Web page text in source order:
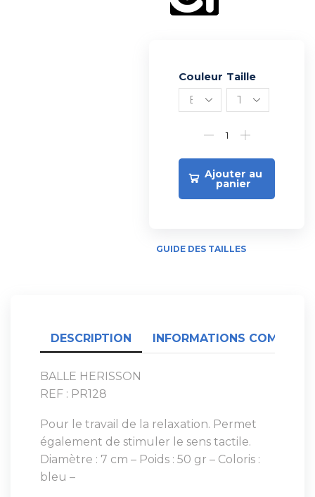
Couleur Taille
Ajouter au
panier
Alternative:
GUIDE DES TAILLES
DESCRIPTION INFORMATIONS
BALLE HERISSON
REF : PR128
Pour le travail de la relaxation. Permet
également de stimuler le sens tactile.
Diamètre : 7 cm – Poids : 50 gr – Coloris :
bleu –